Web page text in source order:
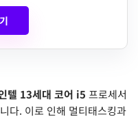
텔 13세대 코어 i5 프로세서
다. 이로 인해 멀티태스킹과